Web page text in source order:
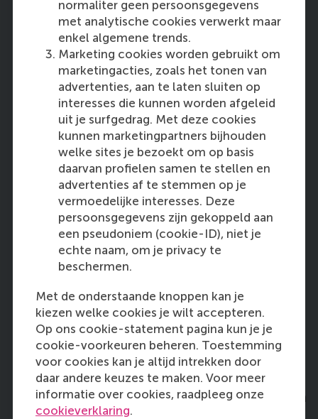
normaliter geen persoonsgegevens
met analytische cookies verwerkt maar
enkel algemene trends.
Marketing cookies worden gebruikt om
marketingacties, zoals het tonen van
advertenties, aan te laten sluiten op
interesses die kunnen worden afgeleid
uit je surfgedrag. Met deze cookies
kunnen marketingpartners bijhouden
welke sites je bezoekt om op basis
daarvan profielen samen te stellen en
advertenties af te stemmen op je
vermoedelijke interesses. Deze
persoonsgegevens zijn gekoppeld aan
een pseudoniem (cookie-ID), niet je
echte naam, om je privacy te
beschermen.
Met de onderstaande knoppen kan je
kiezen welke cookies je wilt accepteren.
Op ons cookie-statement pagina kun je je
cookie-voorkeuren beheren. Toestemming
voor cookies kan je altijd intrekken door
daar andere keuzes te maken. Voor meer
informatie over cookies, raadpleeg onze
cookieverklaring.
professionals voorzien van manieren
om big data technologieën toe te
passen om innovatieve en geslaagde
bedrijfstoepassingen te ontwerpen en
implementeren
de zakelijke vaardigheden van
technische datawetenschappers
verbeteren door het maken van
bedrijfscasussen en oplossingen vanuit
zakelijk oogpunt te verkennen
de technische vaardigheden van
zakelijke leidinggevenden verbeteren
wanneer zij nieuwe kennis op doen van
technieken
de samenwerking tussen
datawetenschappers en
bedrijfsleidinggevenden verbeteren
door het wederzijds begrip te vergroten